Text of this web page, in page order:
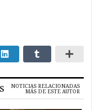
NOTICIAS RELACIONADAS
MÁS DE ESTE AUTOR